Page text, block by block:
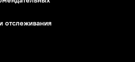
отслеживания